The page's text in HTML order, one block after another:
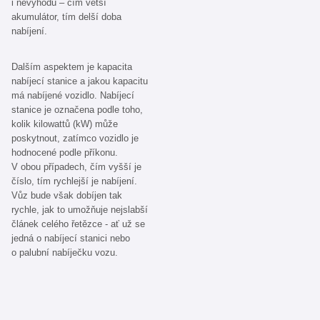
i nevýhodu – čím větší
akumulátor, tím delší doba
nabíjení.
Dalším aspektem je kapacita
nabíjecí stanice a jakou kapacitu
má nabíjené vozidlo. Nabíjecí
stanice je označena podle toho,
kolik kilowattů (kW) může
poskytnout, zatímco vozidlo je
hodnocené podle příkonu.
V obou případech, čím vyšší je
číslo, tím rychlejší je nabíjení.
Vůz bude však dobíjen tak
rychle, jak to umožňuje nejslabší
článek celého řetězce - ať už se
jedná o nabíjecí stanici nebo
o palubní nabíječku vozu.